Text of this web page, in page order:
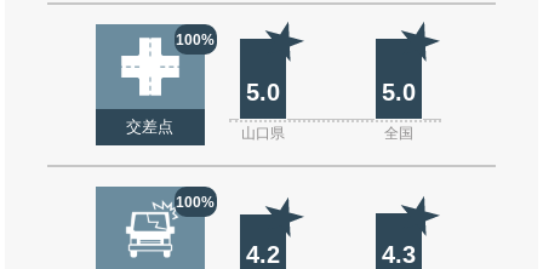
100%
交差点
5.0 5.0
山口県 全国
100%
4.2 4.3